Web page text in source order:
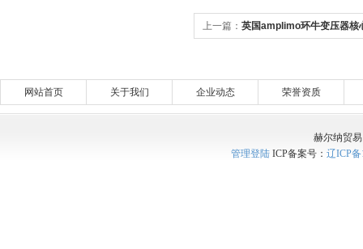
上一篇： 英国amplimo环牛变压器核
网站首页 关于我们 企业动态 荣誉资质
赫尔纳贸
管理登陆ICP备案号： 辽ICP备